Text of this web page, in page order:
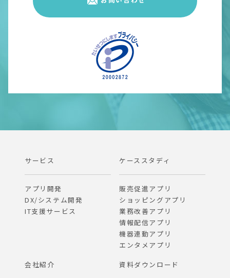
サービス
アプリ開発
DX/システム開発
IT支援サービス
ケーススタディ
販売促進アプリ
ショッピングアプリ
業務改善アプリ
情報配信アプリ
機器連動アプリ
エンタメアプリ
会社紹介
資料ダウンロード